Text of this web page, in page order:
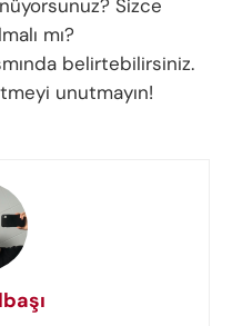
Sizce
mı?
belirtebilirsiniz.
unutmayın!